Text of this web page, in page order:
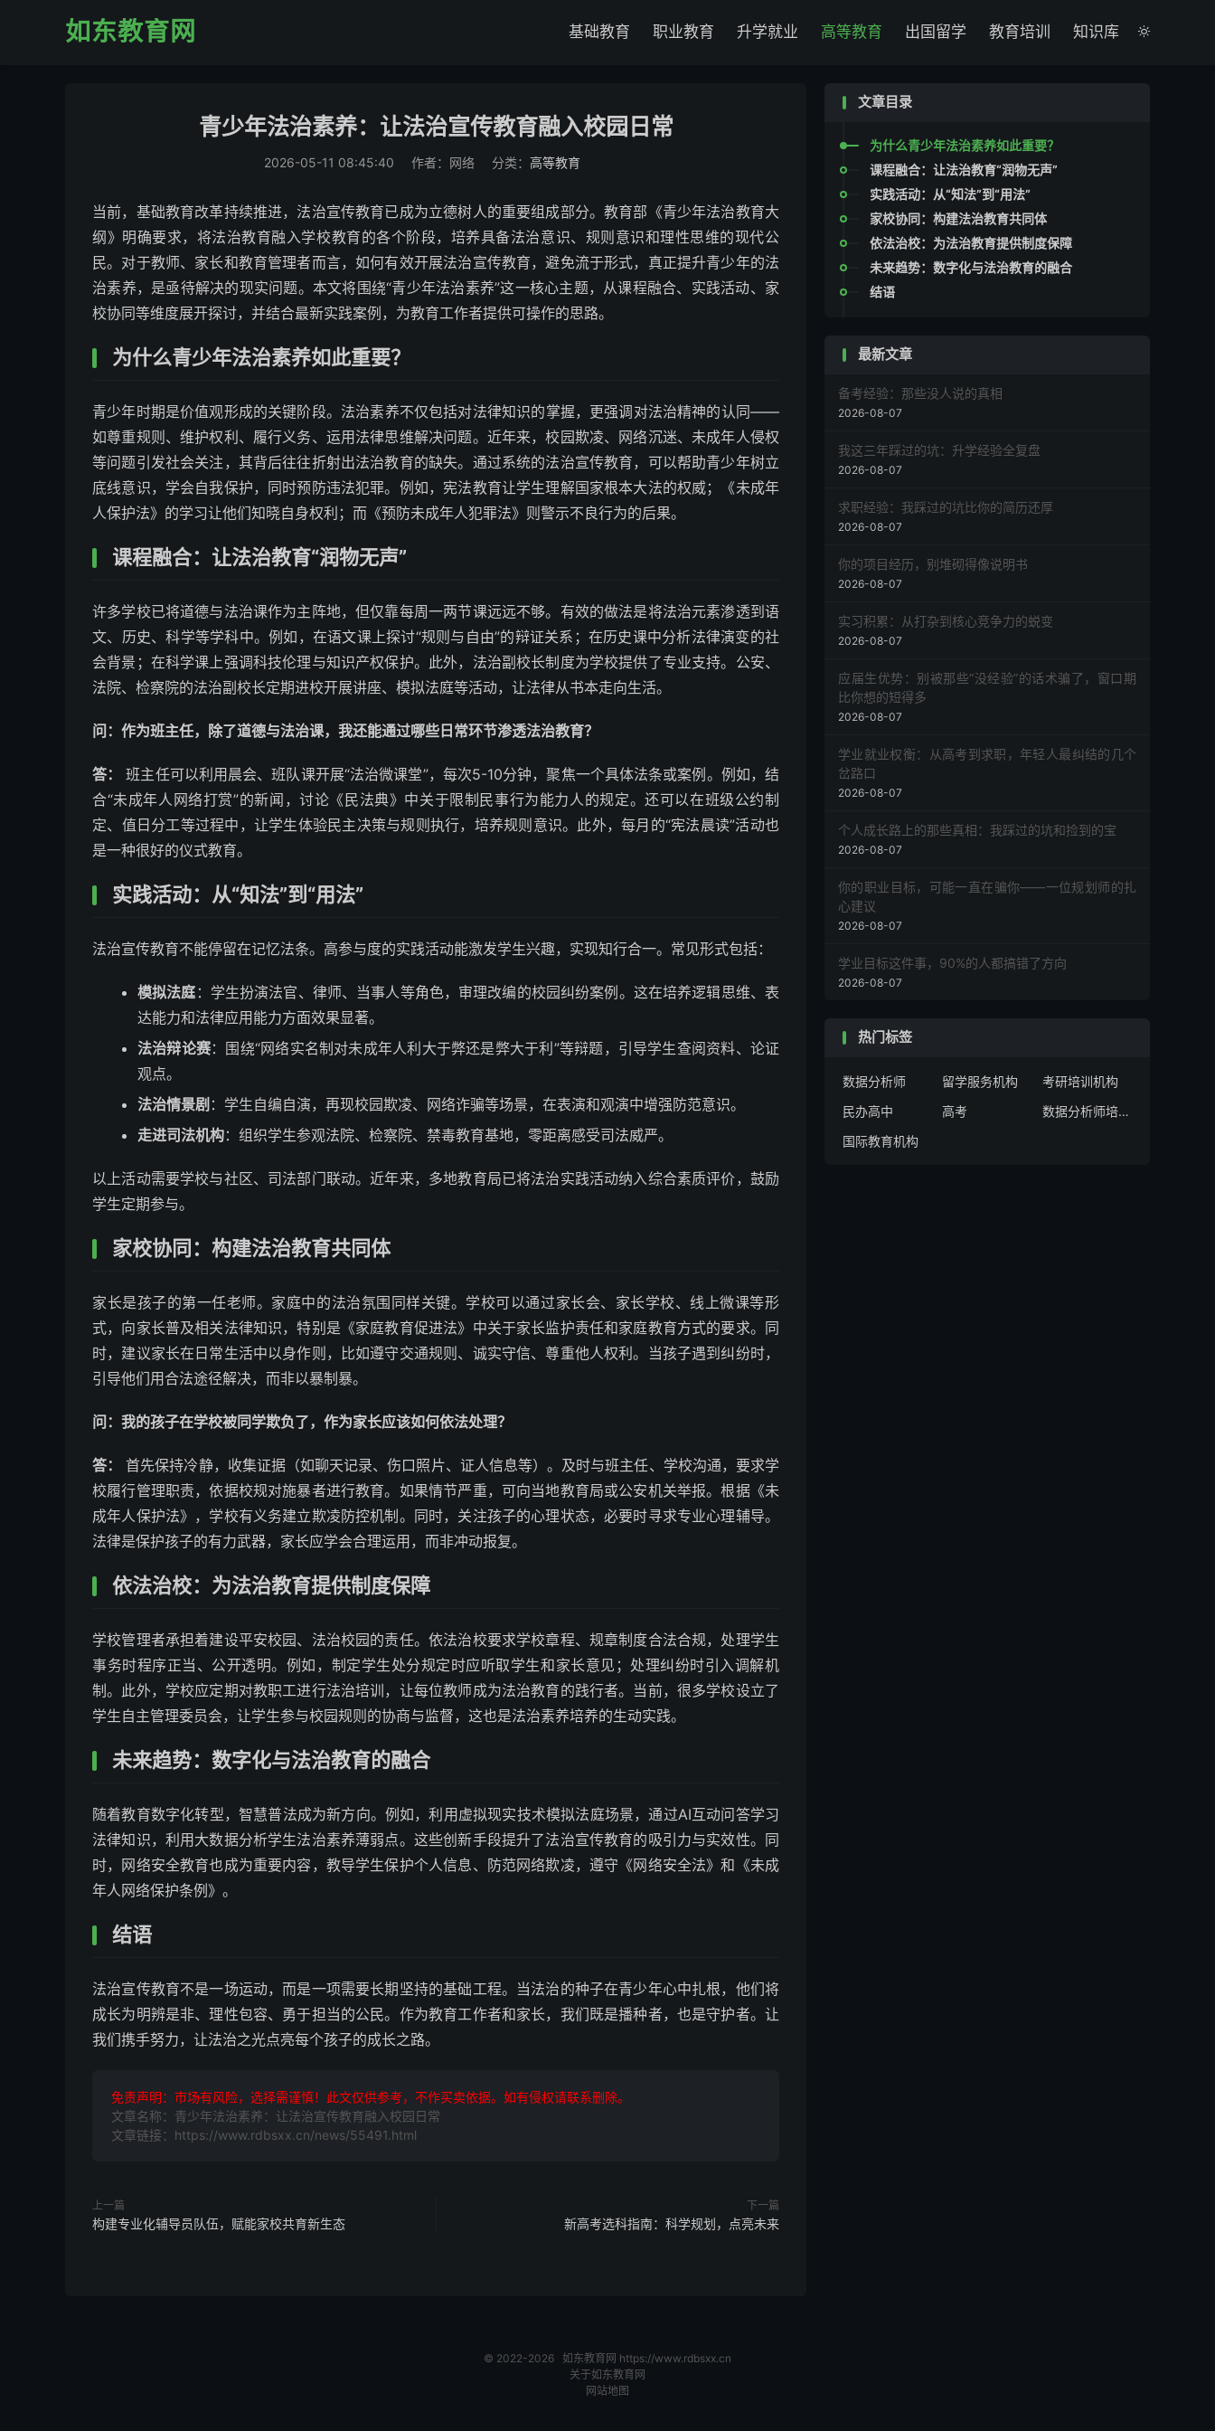
如东教育网 
基础教育 职业教育 升学就业 高等教育 出国留学 教育培训 知识库
青少年法治素养：让法治宣传教育融入校园日常
2026-05-11 08:45:40 作者：网络 分类： 高等教育
当前，基础教育改革持续推进，法治宣传教育已成为立德树人的重要组成部分。教育部《青少年法治教育大
纲》明确要求，将法治教育融入学校教育的各个阶段，培养具备法治意识、规则意识和理性思维的现代公
民。对于教师、家长和教育管理者而言，如何有效开展法治宣传教育，避免流于形式，真正提升青少年的法
治素养，是亟待解决的现实问题。本文将围绕“青少年法治素养”这一核心主题，从课程融合、实践活动、家
校协同等维度展开探讨，并结合最新实践案例，为教育工作者提供可操作的思路。
为什么青少年法治素养如此重要？
青少年时期是价值观形成的关键阶段。法治素养不仅包括对法律知识的掌握，更强调对法治精神的认同——
如尊重规则、维护权利、履行义务、运用法律思维解决问题。近年来，校园欺凌、网络沉迷、未成年人侵权
等问题引发社会关注，其背后往往折射出法治教育的缺失。通过系统的法治宣传教育，可以帮助青少年树立
底线意识，学会自我保护，同时预防违法犯罪。例如，宪法教育让学生理解国家根本大法的权威；《未成年
人保护法》的学习让他们知晓自身权利；而《预防未成年人犯罪法》则警示不良行为的后果。
课程融合：让法治教育“润物无声”
许多学校已将道德与法治课作为主阵地，但仅靠每周一两节课远远不够。有效的做法是将法治元素渗透到语
文、历史、科学等学科中。例如，在语文课上探讨“规则与自由”的辩证关系；在历史课中分析法律演变的社
会背景；在科学课上强调科技伦理与知识产权保护。此外，法治副校长制度为学校提供了专业支持。公安、
法院、检察院的法治副校长定期进校开展讲座、模拟法庭等活动，让法律从书本走向生活。
问：作为班主任，除了道德与法治课，我还能通过哪些日常环节渗透法治教育？
答：
班主任可以利用晨会、班队课开展“法治微课堂”，每次5-10分钟，聚焦一个具体法条或案例。例如，结
合“未成年人网络打赏”的新闻，讨论《民法典》中关于限制民事行为能力人的规定。还可以在班级公约制
定、值日分工等过程中，让学生体验民主决策与规则执行，培养规则意识。此外，每月的“宪法晨读”活动也
是一种很好的仪式教育。
实践活动：从“知法”到“用法”
法治宣传教育不能停留在记忆法条。高参与度的实践活动能激发学生兴趣，实现知行合一。常见形式包括：
模拟法庭 ：学生扮演法官、律师、当事人等角色，审理改编的校园纠纷案例。这在培养逻辑思维、表
达能力和法律应用能力方面效果显著。
法治辩论赛：围绕“网络实名制对未成年人利大于弊还是弊大于利”等辩题，引导学生查阅资料、论证
观点。
法治情景剧 ：学生自编自演，再现校园欺凌、网络诈骗等场景，在表演和观演中增强防范意识。
走进司法机构：组织学生参观法院、检察院、禁毒教育基地，零距离感受司法威严。
以上活动需要学校与社区、司法部门联动。近年来，多地教育局已将法治实践活动纳入综合素质评价，鼓励
学生定期参与。
家校协同：构建法治教育共同体
家长是孩子的第一任老师。家庭中的法治氛围同样关键。学校可以通过家长会、家长学校、线上微课等形
式，向家长普及相关法律知识，特别是《家庭教育促进法》中关于家长监护责任和家庭教育方式的要求。同
时，建议家长在日常生活中以身作则，比如遵守交通规则、诚实守信、尊重他人权利。当孩子遇到纠纷时，
引导他们用合法途径解决，而非以暴制暴。
问：我的孩子在学校被同学欺负了，作为家长应该如何依法处理？
答：
首先保持冷静，收集证据（如聊天记录、伤口照片、证人信息等）。及时与班主任、学校沟通，要求学
校履行管理职责，依据校规对施暴者进行教育。如果情节严重，可向当地教育局或公安机关举报。根据《未
成年人保护法》，学校有义务建立欺凌防控机制。同时，关注孩子的心理状态，必要时寻求专业心理辅导。
法律是保护孩子的有力武器，家长应学会合理运用，而非冲动报复。
依法治校：为法治教育提供制度保障
学校管理者承担着建设平安校园、法治校园的责任。依法治校要求学校章程、规章制度合法合规，处理学生
事务时程序正当、公开透明。例如，制定学生处分规定时应听取学生和家长意见；处理纠纷时引入调解机
制。此外，学校应定期对教职工进行法治培训，让每位教师成为法治教育的践行者。当前，很多学校设立了
学生自主管理委员会，让学生参与校园规则的协商与监督，这也是法治素养培养的生动实践。
未来趋势：数字化与法治教育的融合
随着教育数字化转型，智慧普法成为新方向。例如，利用虚拟现实技术模拟法庭场景，通过AI互动问答学习
法律知识，利用大数据分析学生法治素养薄弱点。这些创新手段提升了法治宣传教育的吸引力与实效性。同
时，网络安全教育也成为重要内容，教导学生保护个人信息、防范网络欺凌，遵守《网络安全法》和《未成
年人网络保护条例》。
结语
法治宣传教育不是一场运动，而是一项需要长期坚持的基础工程。当法治的种子在青少年心中扎根，他们将
成长为明辨是非、理性包容、勇于担当的公民。作为教育工作者和家长，我们既是播种者，也是守护者。让
我们携手努力，让法治之光点亮每个孩子的成长之路。
免责声明：市场有风险，选择需谨慎！此文仅供参考，不作买卖依据。如有侵权请联系删除。
文章名称：青少年法治素养：让法治宣传教育融入校园日常
文章链接：https://www.rdbsxx.cn/news/55491.html
上一篇
构建专业化辅导员队伍，赋能家校共育新生态
下一篇
新高考选科指南：科学规划，点亮未来
文章目录
为什么青少年法治素养如此重要？
课程融合：让法治教育“润物无声”
实践活动：从“知法”到“用法”
家校协同：构建法治教育共同体
依法治校：为法治教育提供制度保障
未来趋势：数字化与法治教育的融合
结语
最新文章
备考经验：那些没人说的真相
2026-08-07
我这三年踩过的坑：升学经验全复盘
2026-08-07
求职经验：我踩过的坑比你的简历还厚
2026-08-07
你的项目经历，别堆砌得像说明书
2026-08-07
实习积累：从打杂到核心竞争力的蜕变
2026-08-07
应届生优势：别被那些“没经验”的话术骗了，窗口期
比你想的短得多
2026-08-07
学业就业权衡：从高考到求职，年轻人最纠结的几个
岔路口
2026-08-07
个人成长路上的那些真相：我踩过的坑和捡到的宝
2026-08-07
你的职业目标，可能一直在骗你——一位规划师的扎
心建议
2026-08-07
学业目标这件事，90%的人都搞错了方向
2026-08-07
热门标签
数据分析师 留学服务机构
考研培训机构
民办高中
高考
数据分析师培训机构
国际教育机构
© 2022-2026 如东教育网 https://www.rdbsxx.cn
关于如东教育网
网站地图